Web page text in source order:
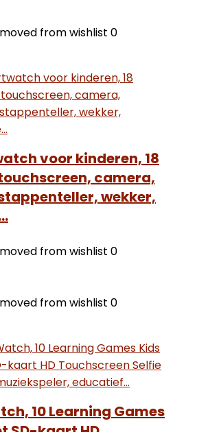
from wishlist 0
voor kinderen, 18
camera,
wekker,
from wishlist 0
from wishlist 0
10 Learning Games